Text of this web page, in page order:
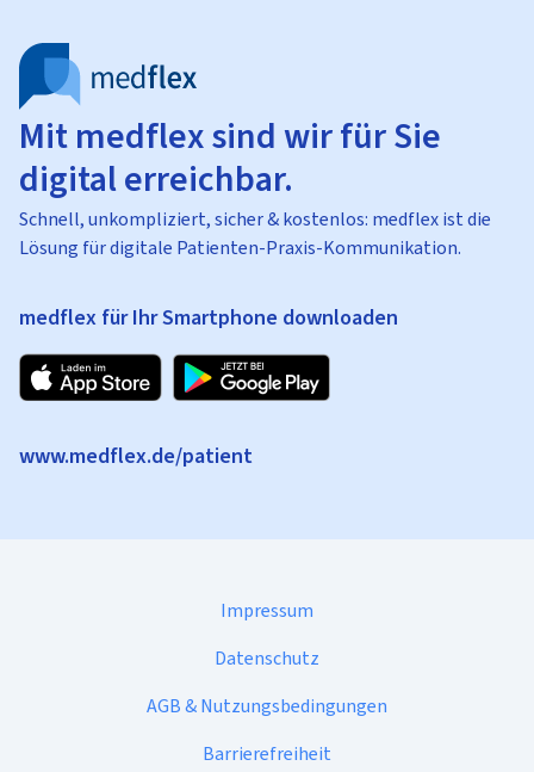
Mit medflex sind wir für Sie
digital erreichbar.
Schnell, unkompliziert, sicher & kostenlos: medflex ist die
Lösung für digitale Patienten-Praxis-Kommunikation.
medflex für Ihr Smartphone downloaden
www.medflex.de/patient
Impressum
Datenschutz
AGB & Nutzungsbedingungen
Barrierefreiheit